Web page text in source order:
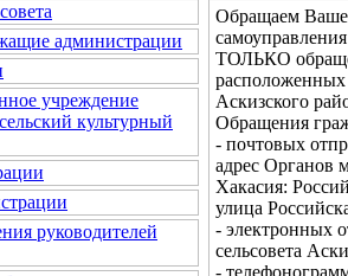
администрации
учреждение
культурный
руководителей
Обращаем Ваше
ТОЛЬКО
расположенных
Аскизского
Обращения
- почтовых
адрес Органов
Хакасия:
улица
- электронных
сельсовета
-